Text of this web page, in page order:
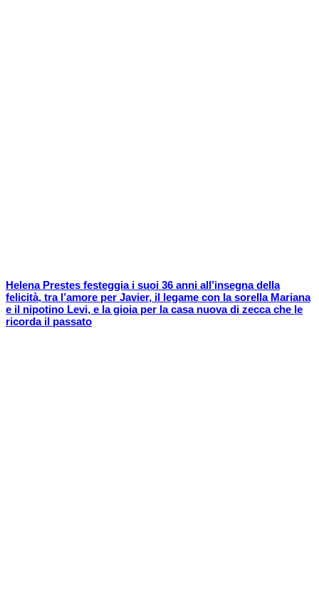
Helena Prestes festeggia i suoi 36 anni all’insegna della
felicità, tra l’amore per Javier, il legame con la sorella Mariana
e il nipotino Levi, e la gioia per la casa nuova di zecca che le
ricorda il passato